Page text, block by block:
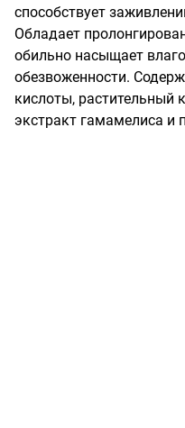
способствует
Обладает
обильно насыщает
обезвоженности.
кислоты, растительный
экстракт гамамелиса и